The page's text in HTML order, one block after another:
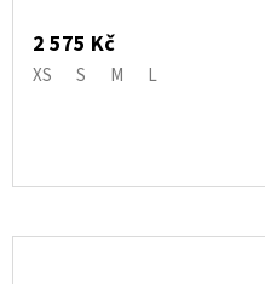
2 575 Kč
XS S M L